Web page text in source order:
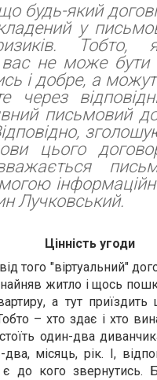
будь-який
у
ризиків.
не може бути
і добре, а
письмовий
цього
Лучковський.
Цінність угоди
того "віртуальний"
житло і щось
а тут
– хто здає і хто
один-два
місяць, рік. І,
до кого звернутись.